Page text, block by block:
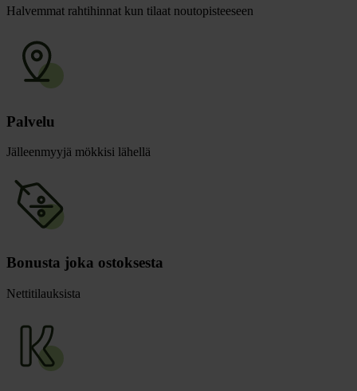
Halvemmat rahtihinnat kun tilaat noutopisteeseen
Palvelu
Jälleenmyyjä mökkisi lähellä
Bonusta joka ostoksesta
Nettitilauksista